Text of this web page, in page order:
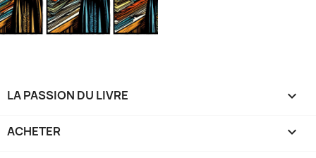
LA PASSION DU LIVRE 
ACHETER 